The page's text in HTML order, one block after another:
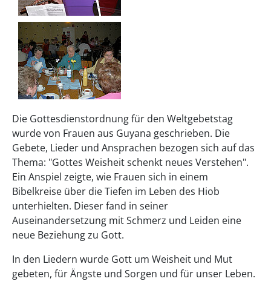
Die Gottesdienstordnung für den Weltgebetstag
wurde von Frauen aus Guyana geschrieben. Die
Gebete, Lieder und Ansprachen bezogen sich auf das
Thema: "Gottes Weisheit schenkt neues Verstehen".
Ein Anspiel zeigte, wie Frauen sich in einem
Bibelkreise über die Tiefen im Leben des Hiob
unterhielten. Dieser fand in seiner
Auseinandersetzung mit Schmerz und Leiden eine
neue Beziehung zu Gott.
In den Liedern wurde Gott um Weisheit und Mut
gebeten, für Ängste und Sorgen und für unser Leben.